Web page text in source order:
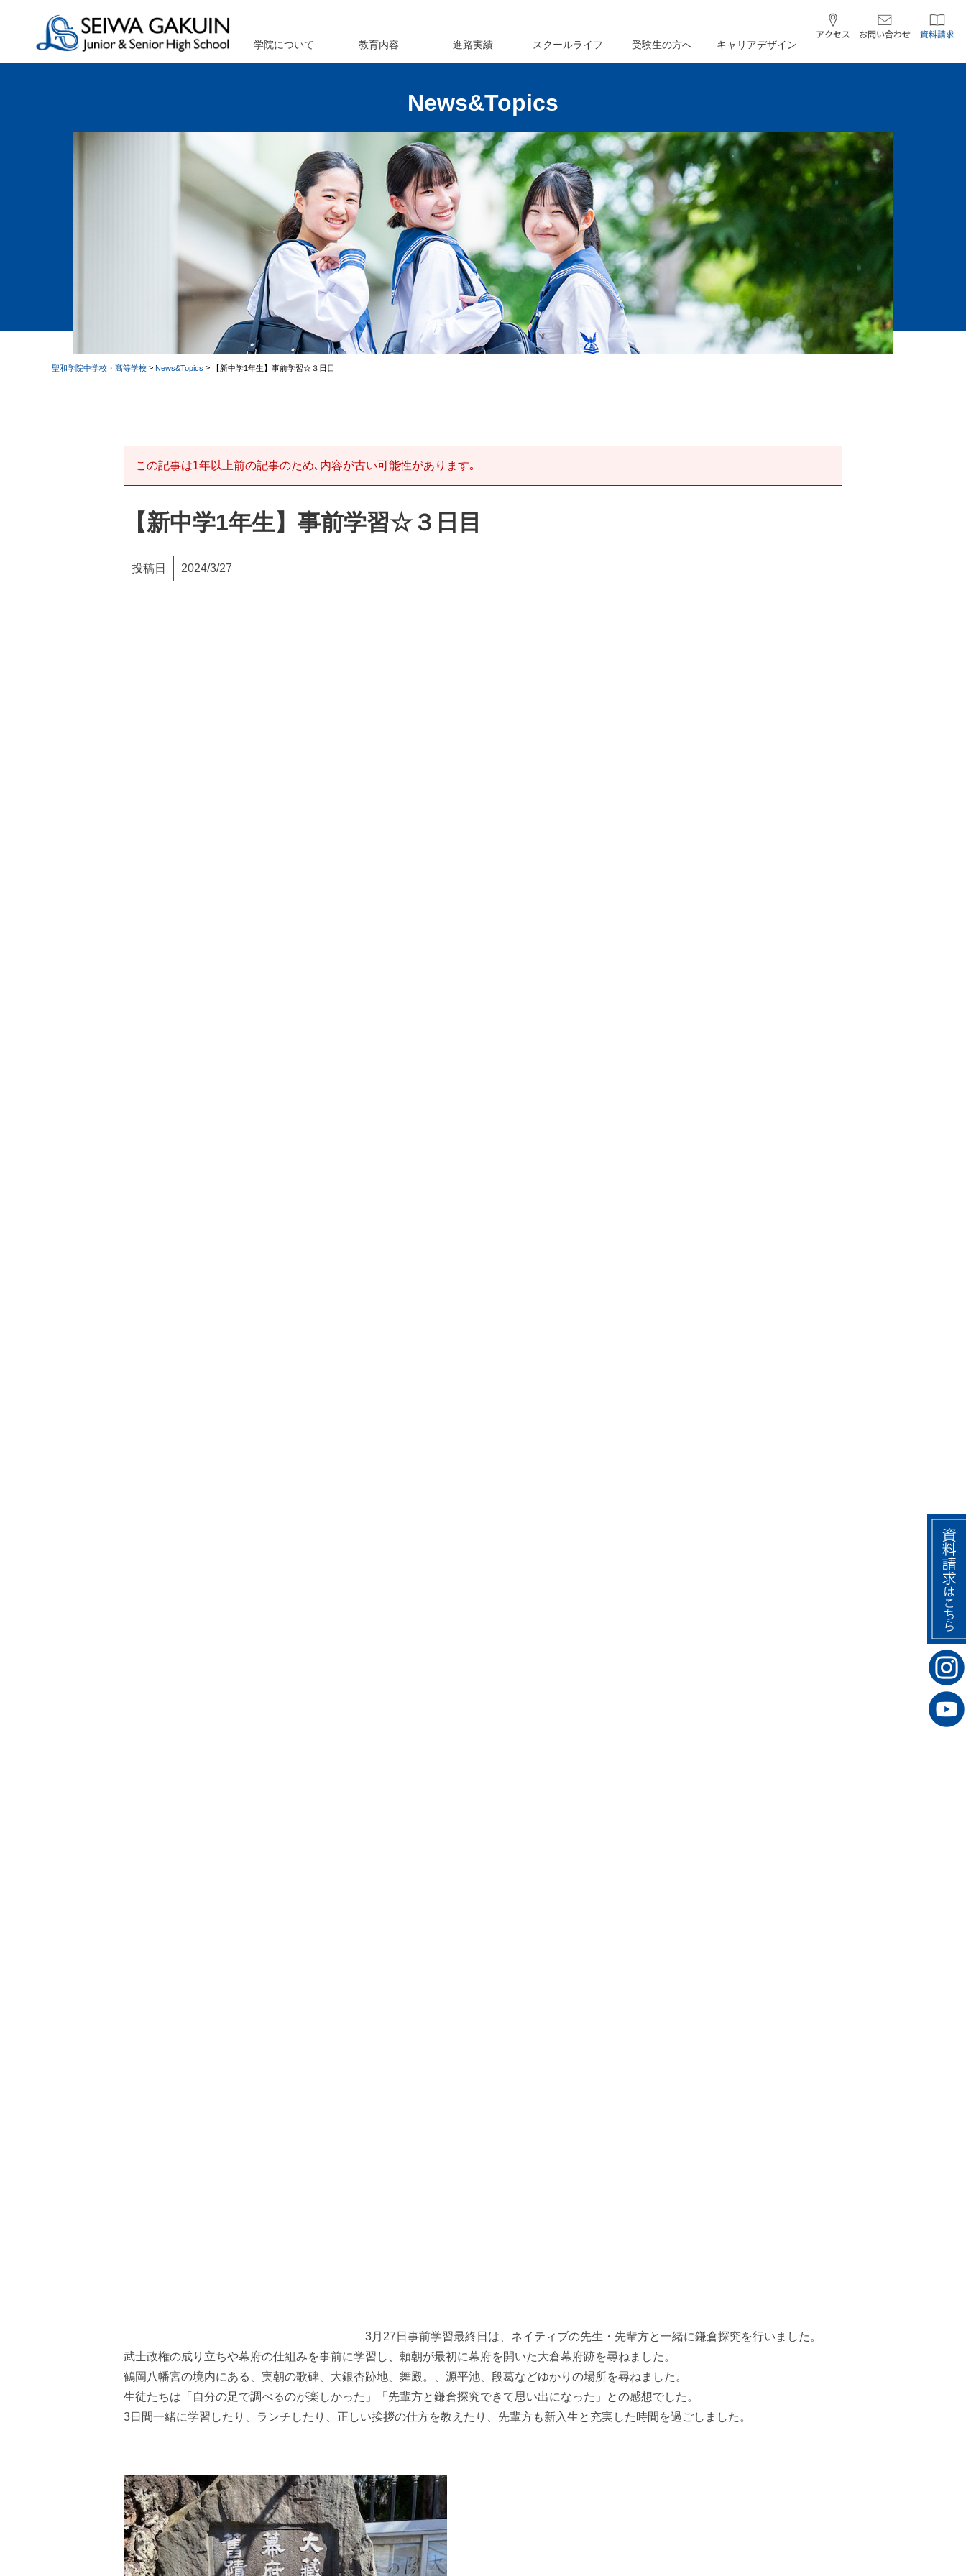
学院について 教育内容 進路実績 スクールライフ 受験生の方へ キャリアデザイン
News&Topics
聖和学院中学校・髙等学校 > News&Topics > 【新中学1年生】事前学習☆３日目
この記事は1年以上前の記事のため､内容が古い可能性があります｡
【新中学1年生】事前学習☆３日目
投稿日 2024/3/27
3月27日事前学習最終日は、ネイティブの先生・先輩方と一緒に鎌倉探究を行いました。
武士政権の成り立ちや幕府の仕組みを事前に学習し、頼朝が最初に幕府を開いた大倉幕府跡を尋ねました。
鶴岡八幡宮の境内にある、実朝の歌碑、大銀杏跡地、舞殿。、源平池、段葛などゆかりの場所を尋ねました。
生徒たちは「自分の足で調べるのが楽しかった」「先輩方と鎌倉探究できて思い出になった」との感想でした。
3日間一緒に学習したり、ランチしたり、正しい挨拶の仕方を教えたり、先輩方も新入生と充実した時間を過ごしました。